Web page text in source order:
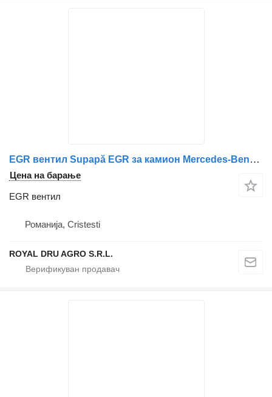
EGR вентил Supapă EGR за камион Mercedes-Benz A4701500394 (cu cablaj și dimensiuni)
Цена на барање
EGR вентил
Романија, Cristesti
ROYAL DRU AGRO S.R.L.